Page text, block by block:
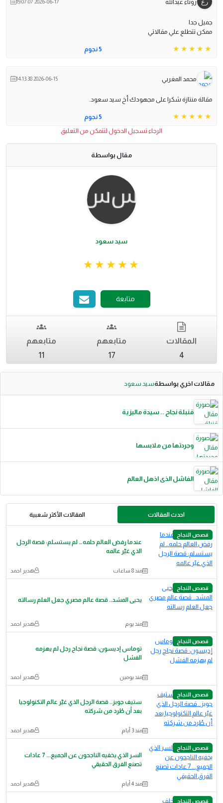
روناء عبدالله 2026-06-17 19:07:07
جميل جدا
ممكن تتطلع علي مقالاتي
5 نجوم
محمد المغربي 2026-06-15 14:13:38
مقالة منتازة شكرا على مجهودك أخ سيد سعود.
5 نجوم
الرجاء تسجيل الدخول لتتمكن من التعليق
مقال بواسطة
سيد سعود
متابعة
المقالات
4
متابعهم
17
متابعهم
11
مقالات اخري بواسطةسيد سعود
قنبلة نجاح .. سيدة ماليزية
وجردتها من ملابسها
الفاشل الذى اذهل العالم
احدث المقالات المقالات الأكثر شعبية
قصص النجاح
عندما رفض العالم حلمه… لم يستسلم: قصة الرجل
الذي غيّر عالمه
منذ 8 ساعات هدير احمد
قصص النجاح
يحيى المشد.. قصة عالم مصري جعل العلم رسالته
منذ يوم هدير احمد
قصص النجاح
توماس إديسون: قصة نجاح رجل لم يهزمه
الفشل
منذ يومين هدير احمد
قصص النجاح
ستيف جوبز.. قصة الرجل الذي غيّر عالم التكنولوجيا
بعد أن طُرد من شركته
منذ 3 أيام هدير احمد
قصص النجاح
السر الذي يخفيه الناجحون عن الجميع... 7 عادات
تصنع الفرق الحقيقي
منذ 4 أيام هدير احمد
قصص النجاح